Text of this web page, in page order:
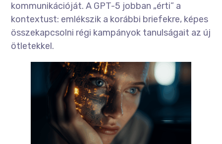
kommunikációját. A GPT-5 jobban „érti” a
kontextust: emlékszik a korábbi briefekre, képes
összekapcsolni régi kampányok tanulságait az új
ötletekkel.